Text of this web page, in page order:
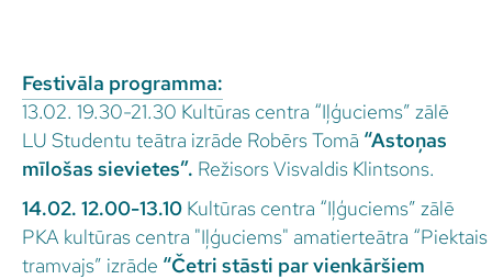
Festivāla programma:
13.02. 19.30-21.30 Kultūras centra “Iļģuciems” zālē
LU Studentu teātra izrāde Robērs Tomā “Astoņas
mīlošas sievietes”. Režisors Visvaldis Klintsons.
14.02. 12.00-13.10 Kultūras centra “Iļģuciems” zālē
PKA kultūras centra "Iļģuciems" amatierteātra “Piektais
tramvajs” izrāde “Četri stāsti par vienkāršiem